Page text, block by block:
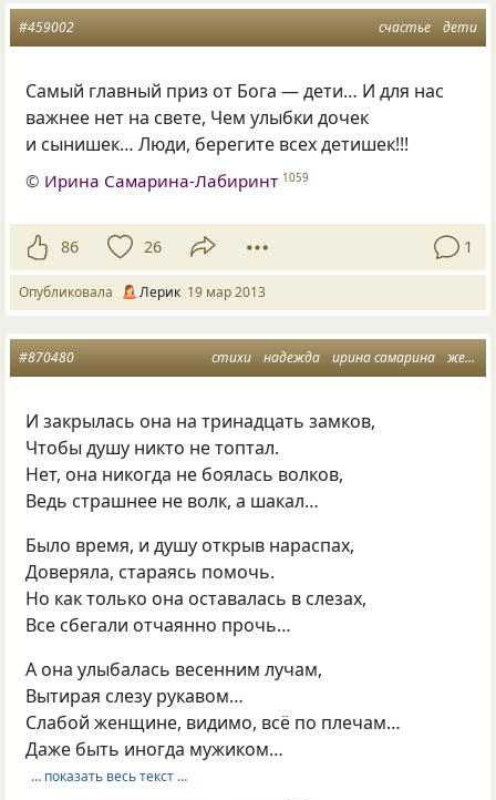
счастье дети
#459002
Самый главный приз от Бога — дети… И для нас
важнее нет на свете, Чем улыбки дочек
и сынишек… Люди, берегите всех детишек!!!
© Ирина Самарина-Лабиринт 1059
86 26 1
Опубликовала Лерик 19 мар 2013
стихи надежда ирина самарина женщина
#870480
И закрылась она на тринадцать замков,
Чтобы душу никто не топтал.
Нет, она никогда не боялась волков,
Ведь страшнее не волк, а шакал…
Было время, и душу открыв нараспах,
Доверяла, стараясь помочь.
Но как только она оставалась в слезах,
Все сбегали отчаянно прочь…
А она улыбалась весенним лучам,
Вытирая слезу рукавом…
Слабой женщине, видимо, всё по плечам…
Даже быть иногда мужиком…
… показать весь текст …